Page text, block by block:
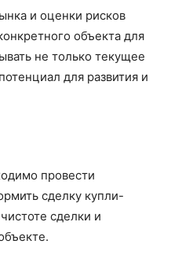
и оценки рисков
объекта для
не только текущее
для развития и
провести
сделку купли-
сделки и